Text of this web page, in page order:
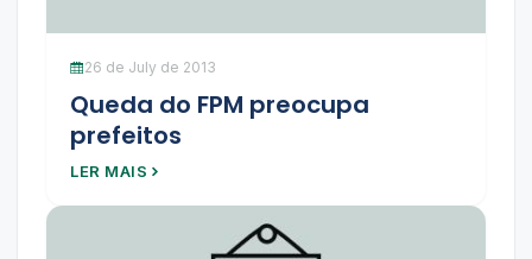
26 de July de 2013
Queda do FPM preocupa
prefeitos
LER MAIS